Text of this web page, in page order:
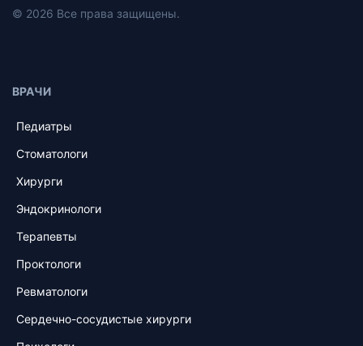
© 2026 Все права защищены.
ВРАЧИ
Педиатры
Стоматологи
Хирурги
Эндокринологи
Терапевты
Проктологи
Ревматологи
Сердечно-сосудистые хирурги